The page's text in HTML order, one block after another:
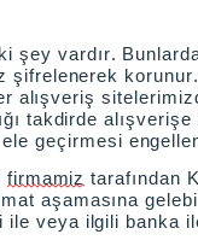
vardır.
şifrelenerek
alışveriş
takdirde
geçirmesi
firmamiz tarafından
aşamasına
ile veya ilgili banka